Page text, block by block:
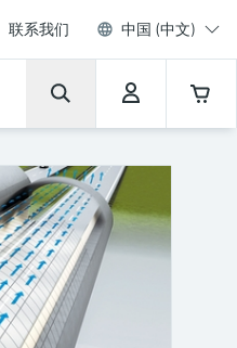
联系我们 中国 (中文)